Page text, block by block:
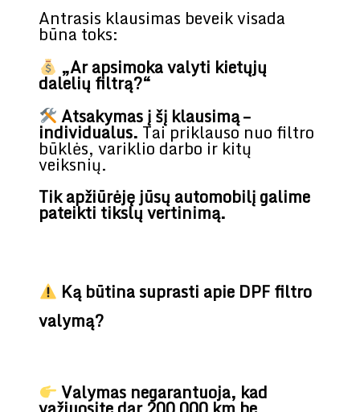
Antrasis klausimas beveik visada
būna toks:
„Ar apsimoka valyti kietųjų
dalelių filtrą?“
Atsakymas į šį klausimą –
individualus. Tai priklauso nuo filtro
būklės, variklio darbo ir kitų
veiksnių.
Tik apžiūrėję jūsų automobilį galime
pateikti tikslų vertinimą.
Ką būtina suprasti apie DPF filtro
valymą?
Valymas negarantuoja, kad